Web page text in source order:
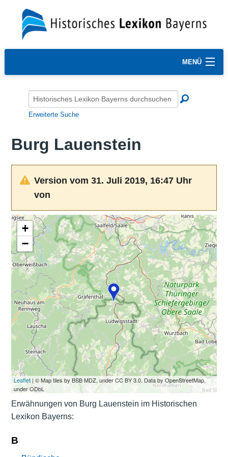
MENÜ
Erweiterte Suche
Burg Lauenstein
Version vom 31. Juli 2019, 16:47 Uhr
von
+
−
Leaflet| © Map tiles by BSB MDZ, under CC BY 3.0. Data by OpenStreetMap,
under ODbL
Erwähnungen von Burg Lauenstein im Historischen
Lexikon Bayerns:
B